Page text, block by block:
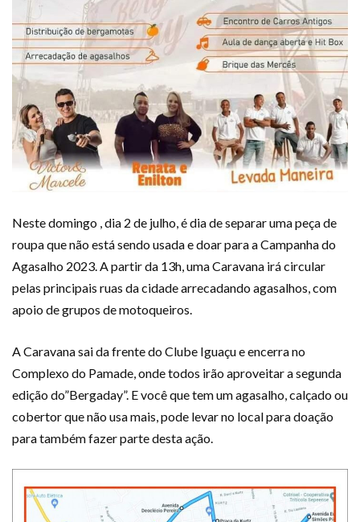
Neste domingo , dia 2 de julho, é dia de separar uma peça de
roupa que não está sendo usada e doar para a Campanha do
Agasalho 2023. A partir da 13h, uma Caravana irá circular
pelas principais ruas da cidade arrecadando agasalhos, com
apoio de grupos de motoqueiros.
A Caravana sai da frente do Clube Iguaçu e encerra no
Complexo do Pamade, onde todos irão aproveitar a segunda
edição do”Bergaday”. E você que tem um agasalho, calçado ou
cobertor que não usa mais, pode levar no local para doação
para também fazer parte desta ação.